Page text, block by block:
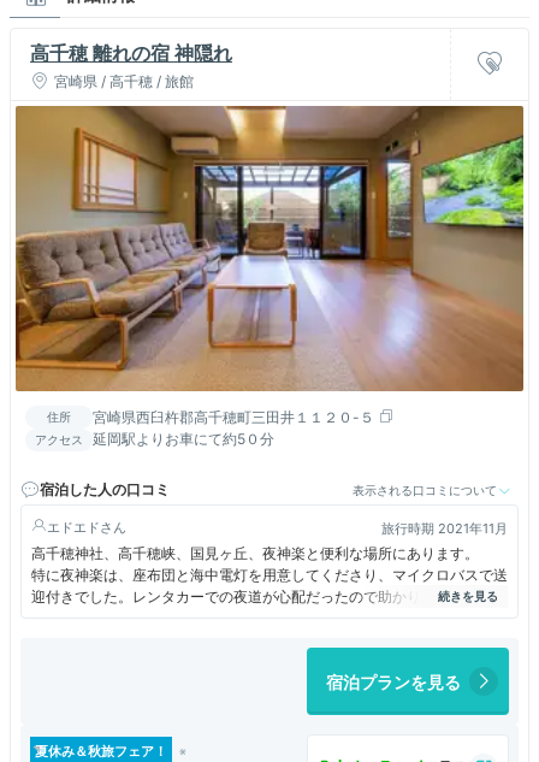
高千穂 離れの宿 神隠れ
宮崎県 / 高千穂 / 旅館
住所 宮崎県西臼杵郡高千穂町三田井１１２０-５
アクセス 延岡駅よりお車にて約5０分
宿泊した人の口コミ 表示される口コミについて
エドエド 旅行時期 2021年11月
高千穂神社、高千穂峡、国見ヶ丘、夜神楽と便利な場所にあります。
特に夜神楽は、座布団と海中電灯を用意してくださり、マイクロバスで送
迎付きでした。レンタカーでの夜道が心配だったので助かりました。
お部屋は宿名通り、一部屋毎の離れで食事時だけ母屋に移動します。
宿泊プランを見る
夏休み＆秋旅フェア！